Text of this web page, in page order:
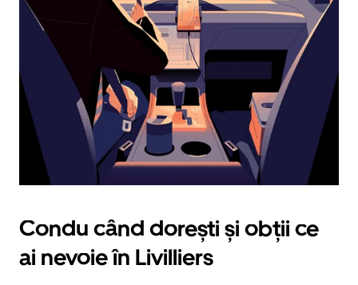
în
jos.
Închide
calendarul
apăsând
pe
butonul
Escape.
Condu când dorești și obții ce
ai nevoie în Livilliers